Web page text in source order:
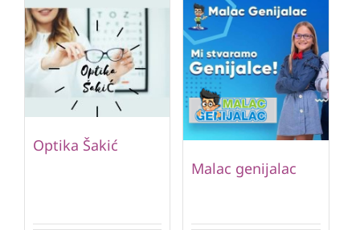
Optika Šakić
Malac genijalac